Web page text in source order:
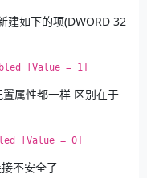
如下的项(DWORD 32
[Value = 1]
属性都一样 区别在于
[Value = 0]
不安全了